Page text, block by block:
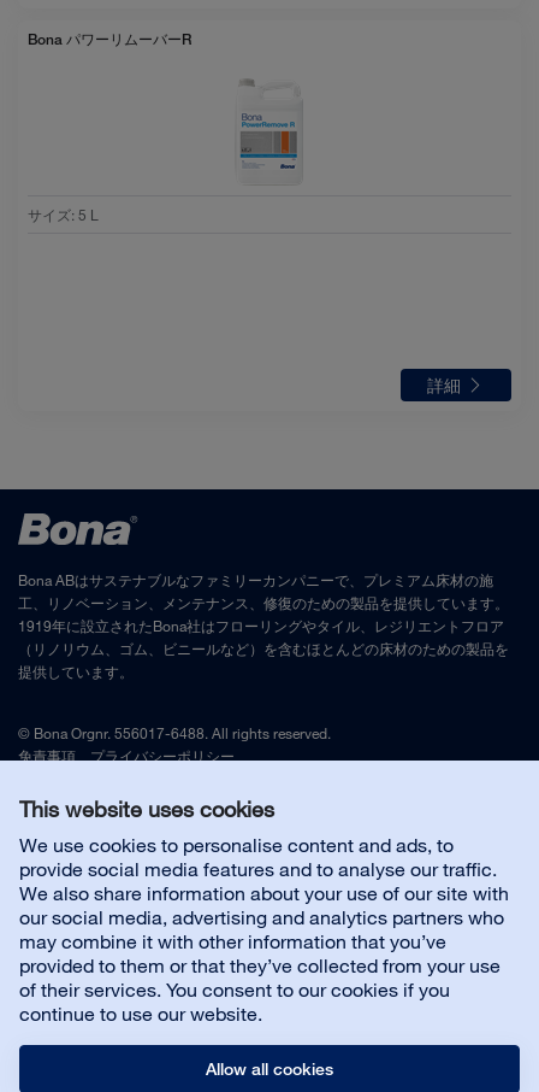
This website uses cookies
We use cookies to personalise content and ads, to
provide social media features and to analyse our traffic.
We also share information about your use of our site with
our social media, advertising and analytics partners who
may combine it with other information that you’ve
provided to them or that they’ve collected from your use
of their services. You consent to our cookies if you
continue to use our website.
Allow all cookies
Bona パワーリムーバーR
サイズ:5 L
詳細
Bona ABはサステナブルなファミリーカンパニーで、プレミアム床材の施
工、リノベーション、メンテナンス、修復のための製品を提供しています。
1919年に設立されたBona社はフローリングやタイル、レジリエントフロア
（リノリウム、ゴム、ビニールなど）を含むほとんどの床材のための製品を
提供しています。
© Bona Orgnr. 556017-6488. All rights reserved.
免責事項
プライバシーポリシー
日本代理店
Customer service
About us